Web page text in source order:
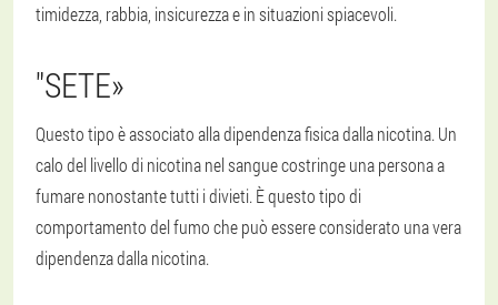
timidezza, rabbia, insicurezza e in situazioni spiacevoli.
"SETE»
Questo tipo è associato alla dipendenza fisica dalla nicotina. Un
calo del livello di nicotina nel sangue costringe una persona a
fumare nonostante tutti i divieti. È questo tipo di
comportamento del fumo che può essere considerato una vera
dipendenza dalla nicotina.